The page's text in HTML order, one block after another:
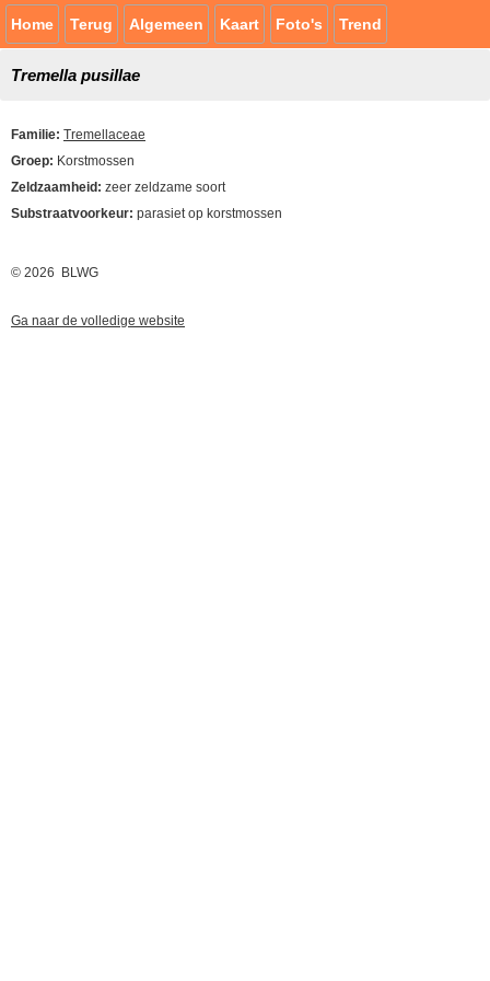
Home Terug Algemeen Kaart Foto's Trend
Tremella pusillae
Familie: Tremellaceae
Groep: Korstmossen
Zeldzaamheid: zeer zeldzame soort
Substraatvoorkeur: parasiet op korstmossen
© 2026 BLWG
Ga naar de volledige website